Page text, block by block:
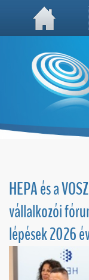
A weboldal használatával Ön elfogadja,
HEPA és a
vállalkozói
lépések 2026